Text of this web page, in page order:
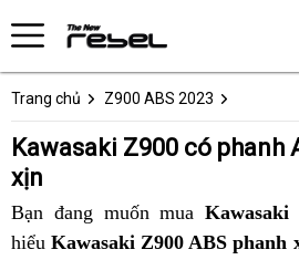
Trang chủ Z900 ABS 2023
Kawasaki Z900 có phanh ABS 2 kênh cực
xịn
Bạn đang muốn mua Kawasaki
hiểuKawasaki Z900 ABS phanh